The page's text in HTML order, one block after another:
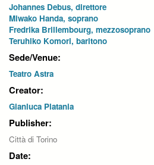
Johannes Debus, direttore
Miwako Handa, soprano
Fredrika Brillembourg, mezzosoprano
Teruhiko Komori, baritono
Sede/Venue:
Teatro Astra
Creator:
Gianluca Platania
Publisher:
Città di Torino
Date: